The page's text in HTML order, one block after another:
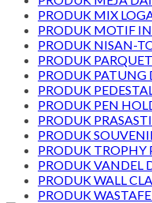
PRODUK MIX
PRODUK MOTIF
PRODUK NISAN-
PRODUK
PRODUK PATUNG
PRODUK
PRODUK PEN
PRODUK
PRODUK
PRODUK TROPHY
PRODUK VANDEL
PRODUK WALL
PRODUK